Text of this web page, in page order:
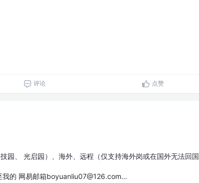
评论 点赞
园、 光启园）、海外、远程（仅支持海外岗或在国外无法回国
我的 网易邮箱boyuanliu07@126.com…